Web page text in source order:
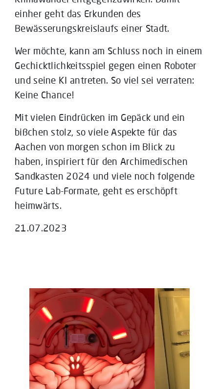
einher geht das Erkunden des
Bewässerungskreislaufs einer Stadt.
Wer möchte, kann am Schluss noch in einem
Gechicktlichkeitsspiel gegen einen Roboter
und seine KI antreten. So viel sei verraten:
Keine Chance!
Mit vielen Eindrücken im Gepäck und ein
bißchen stolz, so viele Aspekte für das
Aachen von morgen schon im Blick zu
haben, inspiriert für den Archimedischen
Sandkasten 2024 und viele noch folgende
Future Lab-Formate, geht es erschöpft
heimwärts.
21.07.2023